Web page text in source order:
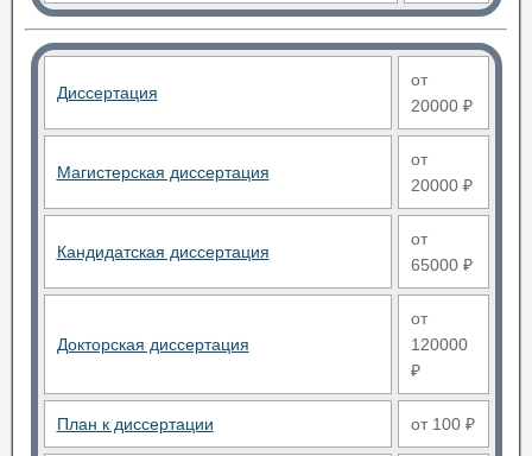
Диссертация
от
20000 ₽
Магистерская диссертация
от
20000 ₽
Кандидатская диссертация
от
65000 ₽
Докторская диссертация
от
120000
₽
План к диссертации от 100 ₽